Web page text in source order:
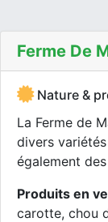
Ferme De
Nature &
La Ferme de
divers
également
Produits en
carotte, chou